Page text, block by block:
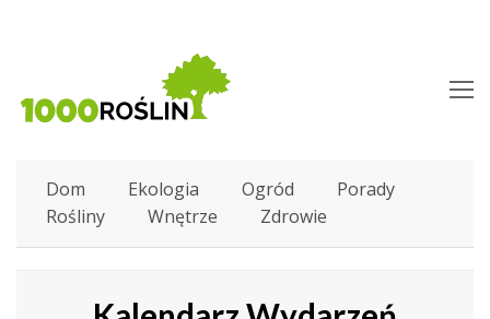
Dom Ekologia Ogród
Porady
Rośliny
Wnętrze Zdrowie